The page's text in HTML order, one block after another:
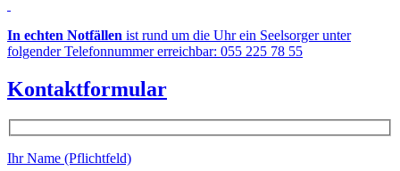
In echten Notfällen ist rund um die Uhr ein Seelsorger unter
folgender Telefonnummer erreichbar: 055 225 78 55
Kontaktformular
Ihr Name (Pflichtfeld)